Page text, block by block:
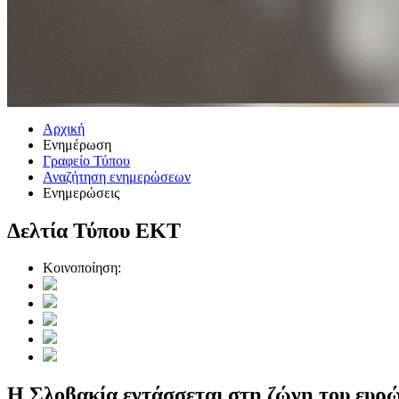
Αρχική
Ενημέρωση
Γραφείο Τύπου
Αναζήτηση ενημερώσεων
Ενημερώσεις
Δελτία Τύπου ΕΚΤ
Κοινοποίηση: